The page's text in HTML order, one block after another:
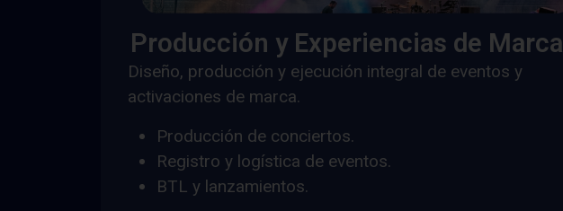
Producción y Experiencias de Marca
Diseño, producción y ejecución integral de eventos y
activaciones de marca.
Producción de conciertos.
Registro y logística de eventos.
BTL y lanzamientos.